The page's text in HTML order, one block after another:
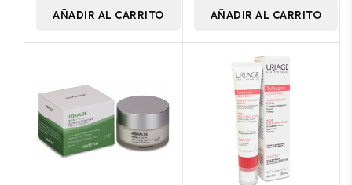
AÑADIR AL CARRITO AÑADIR AL CARRITO